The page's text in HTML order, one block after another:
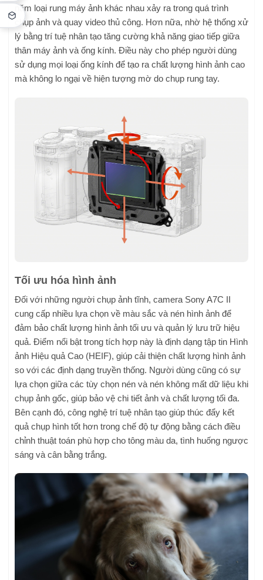
năm loại rung máy ảnh khác nhau xảy ra trong quá trình
chụp ảnh và quay video thủ công. Hơn nữa, nhờ hệ thống xử
lý bằng trí tuệ nhân tạo tăng cường khả năng giao tiếp giữa
thân máy ảnh và ống kính. Điều này cho phép người dùng
sử dụng mọi loại ống kính để tạo ra chất lượng hình ảnh cao
mà không lo ngại về hiện tượng mờ do chụp rung tay.
Tối ưu hóa hình ảnh
Đối với những người chụp ảnh tĩnh, camera Sony A7C II
cung cấp nhiều lựa chọn về màu sắc và nén hình ảnh để
đảm bảo chất lượng hình ảnh tối ưu và quản lý lưu trữ hiệu
quả. Điểm nổi bật trong tích hợp này là định dạng tập tin Hình
ảnh Hiệu quả Cao (HEIF), giúp cải thiện chất lượng hình ảnh
so với các định dạng truyền thống. Người dùng cũng có sự
lựa chọn giữa các tùy chọn nén và nén không mất dữ liệu khi
chụp ảnh gốc, giúp bảo vệ chi tiết ảnh và chất lượng tối đa.
Bên cạnh đó, công nghệ trí tuệ nhân tạo giúp thúc đẩy kết
quả chụp hình tốt hơn trong chế độ tự động bằng cách điều
chỉnh thuật toán phù hợp cho tông màu da, tình huống ngược
sáng và cân bằng trắng.